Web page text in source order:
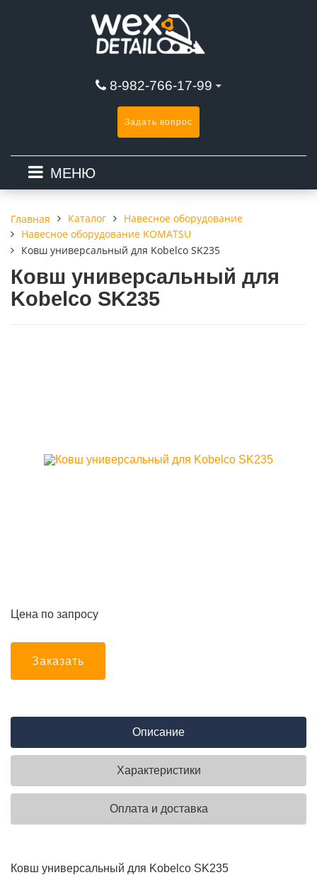
8-982-766-17-99
Задать вопрос
МЕНЮ
Главная Каталог
Навесное оборудование
Навесное оборудование KOMATSU
Ковш универсальный для Kobelco SK235
Ковш универсальный для
Kobelco SK235
Цена по запросу
Заказать
Описание
Характеристики
Оплата и доставка
Ковш универсальный для Kobelco SK235